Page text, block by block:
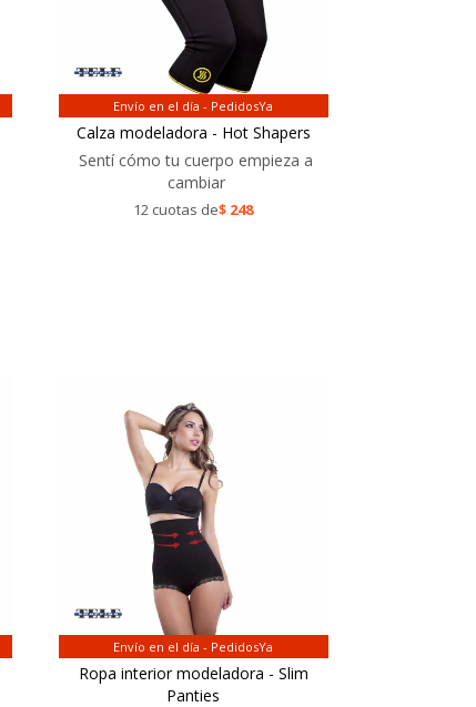
Envío en el día - PedidosYa
Calza modeladora - Hot Shapers
Sentí cómo tu cuerpo empieza a
cambiar
12 cuotas de$ 248
Envío en el día - PedidosYa
Ropa interior modeladora - Slim
Panties